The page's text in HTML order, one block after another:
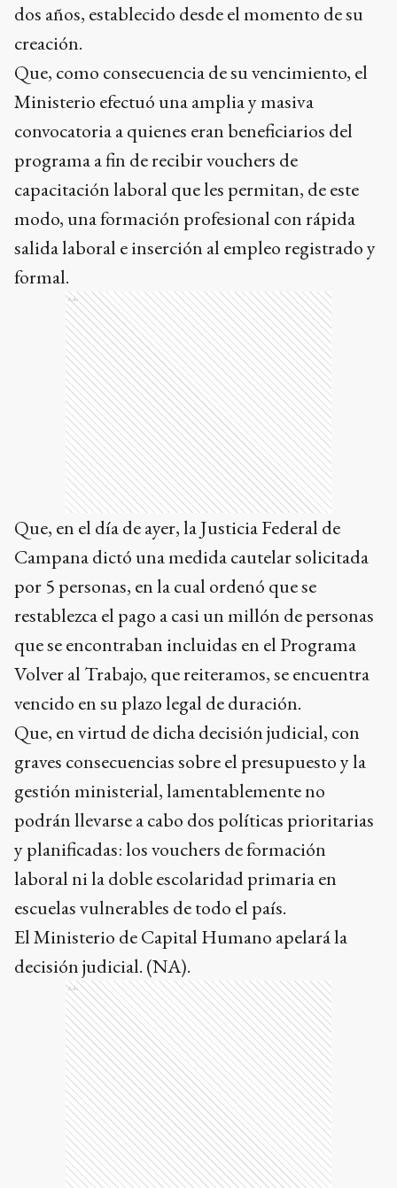
dos años, establecido desde el momento de su
creación.
Que, como consecuencia de su vencimiento, el
Ministerio efectuó una amplia y masiva
convocatoria a quienes eran beneficiarios del
programa a fin de recibir vouchers de
capacitación laboral que les permitan, de este
modo, una formación profesional con rápida
salida laboral e inserción al empleo registrado y
formal.
Ads
Que, en el día de ayer, la Justicia Federal de
Campana dictó una medida cautelar solicitada
por 5 personas, en la cual ordenó que se
restablezca el pago a casi un millón de personas
que se encontraban incluidas en el Programa
Volver al Trabajo, que reiteramos, se encuentra
vencido en su plazo legal de duración.
Que, en virtud de dicha decisión judicial, con
graves consecuencias sobre el presupuesto y la
gestión ministerial, lamentablemente no
podrán llevarse a cabo dos políticas prioritarias
y planificadas: los vouchers de formación
laboral ni la doble escolaridad primaria en
escuelas vulnerables de todo el país.
El Ministerio de Capital Humano apelará la
decisión judicial. (NA).
Ads